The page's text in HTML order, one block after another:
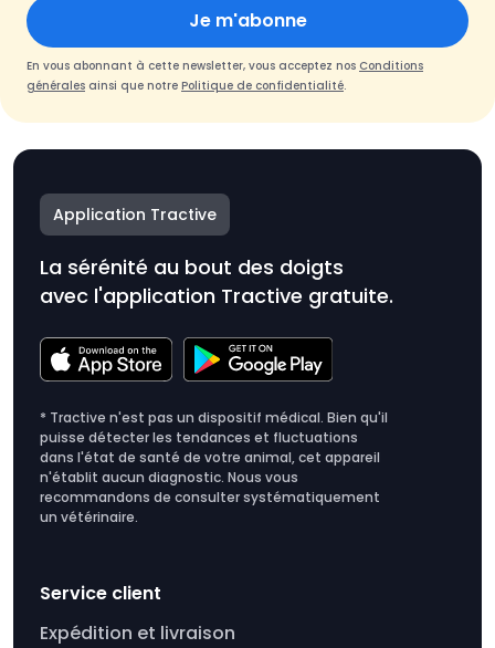
Je m'abonne
En vous abonnant à cette newsletter, vous acceptez nos Conditions
générales ainsi que notre Politique de confidentialité.
Application Tractive
La sérénité au bout des doigts
avec l'application Tractive gratuite.
* Tractive n'est pas un dispositif médical. Bien qu'il
puisse détecter les tendances et fluctuations
dans l'état de santé de votre animal, cet appareil
n'établit aucun diagnostic. Nous vous
recommandons de consulter systématiquement
un vétérinaire.
Service client
Expédition et livraison